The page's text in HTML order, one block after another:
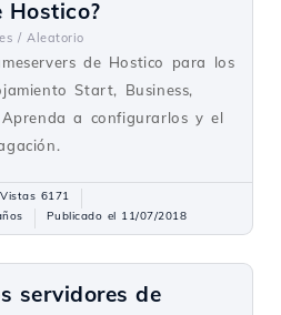
Hostico?
/ Aleatorio
de Hostico para los
Start, Business,
Aprenda a configurarlos y el
Vistas 6171
Publicado el 11/07/2018
servidores de